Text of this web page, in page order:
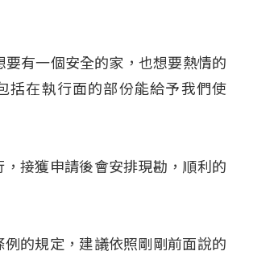
有一個安全的家，也想要熱情的
括在執行面的部份能給予我們使
接獲申請後會安排現勘，順利的
的規定，建議依照剛剛前面說的